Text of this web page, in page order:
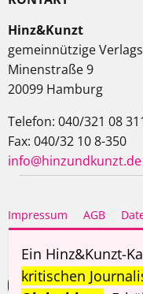
Hinz&Kunzt
gemeinnützige
Minenstraße 9
20099 Hamburg
Telefon: 040/321 08
Fax: 040/32 10 8-350
info@hinzundkunzt.de
Impressum AGB
Haftungsausschluss
Ein Hinz&Kunzt-
kritischen